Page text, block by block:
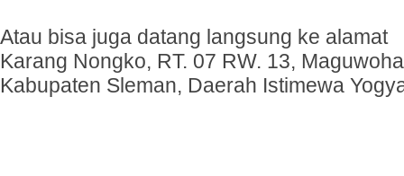
Atau bisa juga datang langsung ke alamat
Karang Nongko, RT. 07 RW. 13,
Kabupaten Sleman, Daerah Istimewa